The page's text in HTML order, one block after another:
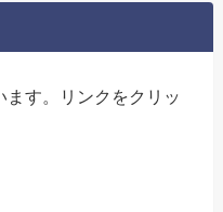
す。リンクをクリッ